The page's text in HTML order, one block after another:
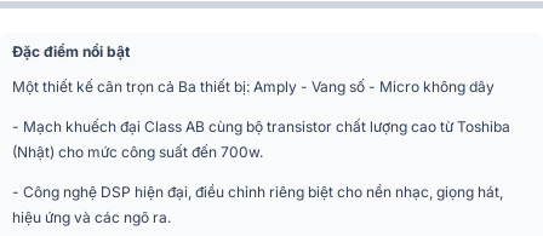
Tổng méo hài (THD) 1% (1kHz)
Đáp tuyến
Tỷ lệ tín hiệu/ tiếng ồn > 90dB
Ngõ vào micro
Ngõ vào music
Đặc điểm nổi bật
Một thiết kế cân trọn cả Ba thiết bị: Amply - Vang số - Micro không dây
- Mạch khuếch đại Class AB cùng bộ transistor chất lượng cao từ Toshiba
(Nhật) cho mức công suất đến 700w.
- Công nghệ DSP hiện đại, điều chỉnh riêng biệt cho nền nhạc, giọng hát,
hiệu ứng và các ngõ ra.